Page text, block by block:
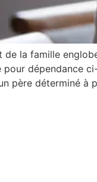
de la famille
pour dépendance
père déterminé à